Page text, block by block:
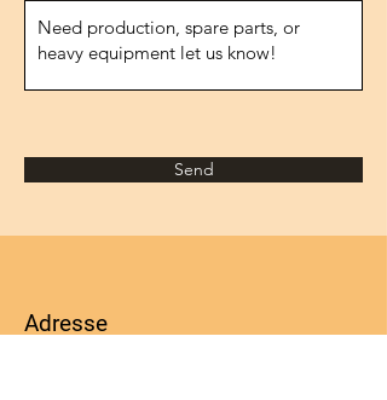
Send
Adresse